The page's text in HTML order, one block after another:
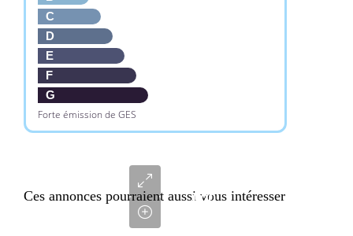
C
D
E
F
G
Forte émission de GES
Ces annonces pourraient aussi vous intéresser
000